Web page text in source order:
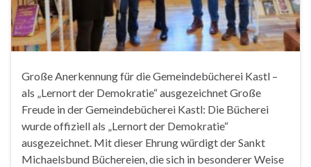
Große Anerkennung für die Gemeindebücherei Kastl –
als „Lernort der Demokratie“ ausgezeichnet Große
Freude in der Gemeindebücherei Kastl: Die Bücherei
wurde offiziell als „Lernort der Demokratie“
ausgezeichnet. Mit dieser Ehrung würdigt der Sankt
Michaelsbund Büchereien, die sich in besonderer Weise